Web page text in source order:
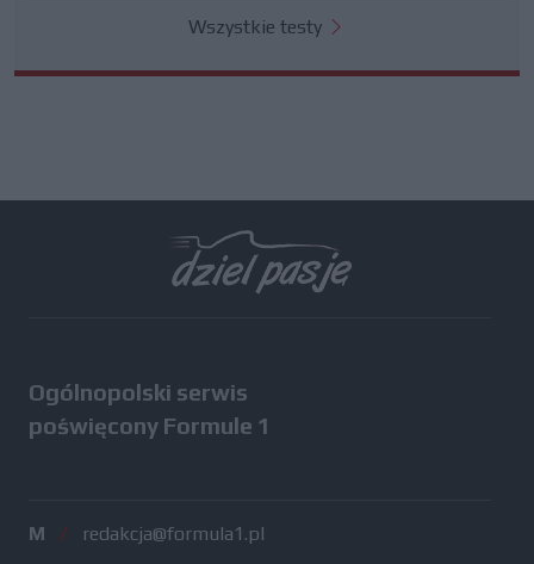
Wszystkie testy
Ogólnopolski serwis
poświęcony Formule 1
M / redakcja@formula1.pl